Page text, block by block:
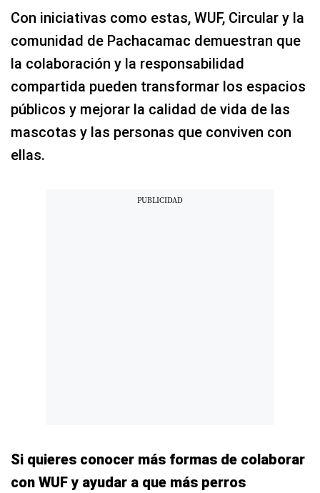
Con iniciativas como estas, WUF, Circular y la
comunidad de Pachacamac demuestran que
la colaboración y la responsabilidad
compartida pueden transformar los espacios
públicos y mejorar la calidad de vida de las
mascotas y las personas que conviven con
ellas.
Si quieres conocer más formas de colaborar
con WUF y ayudar a que más perros